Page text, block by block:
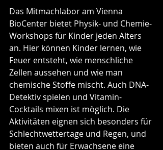
Das Mitmachlabor am Vienna
BioCenter bietet Physik- und Chemie-
Workshops für Kinder jeden Alters
an. Hier können Kinder lernen, wie
Feuer entsteht, wie menschliche
Zellen aussehen und wie man
chemische Stoffe mischt. Auch DNA-
Detektiv spielen und Vitamin-
Cocktails mixen ist möglich. Die
Aktivitäten eignen sich besonders für
Schlechtwettertage und Regen, und
bieten auch für Erwachsene eine